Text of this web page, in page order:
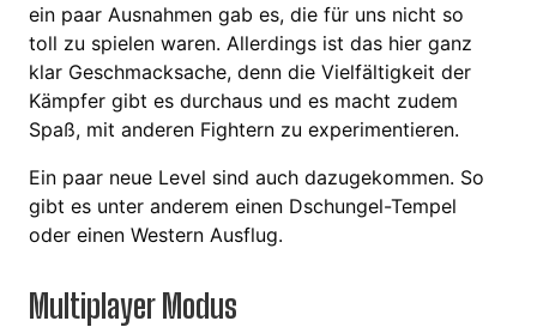
ein paar Ausnahmen gab es, die für uns nicht so
toll zu spielen waren. Allerdings ist das hier ganz
klar Geschmacksache, denn die Vielfältigkeit der
Kämpfer gibt es durchaus und es macht zudem
Spaß, mit anderen Fightern zu experimentieren.
Ein paar neue Level sind auch dazugekommen. So
gibt es unter anderem einen Dschungel-Tempel
oder einen Western Ausflug.
Multiplayer Modus